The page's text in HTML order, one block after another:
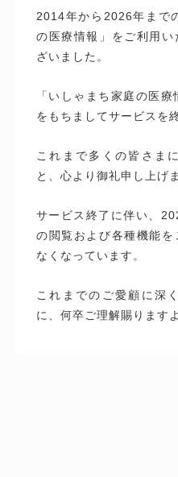
2014年から2026年まで
の医療情報」をご利用
ざいました。
「いしゃまち家庭の医
をもちましてサービスを
これまで多くの皆さま
と、心より御礼申し上げ
サービス終了に伴い、
の閲覧および各種機能を
なくなっています。
これまでのご愛顧に深
に、何卒ご理解賜ります